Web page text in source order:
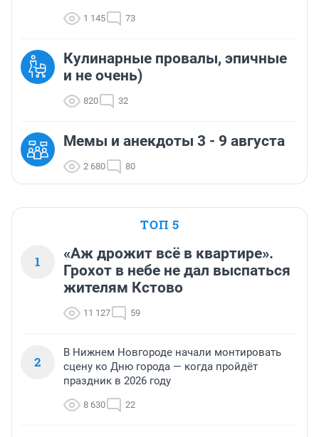
1 145 73
Кулинарные провалы, эпичные
и не очень)
820 32
Мемы и анекдоты 3 - 9 августа
2 680 80
ТОП 5
1
«Аж дрожит всё в квартире».
Грохот в небе не дал выспаться
жителям Кстово
11 127 59
2
В Нижнем Новгороде начали монтировать
сцену ко Дню города — когда пройдёт
праздник в 2026 году
8 630 22